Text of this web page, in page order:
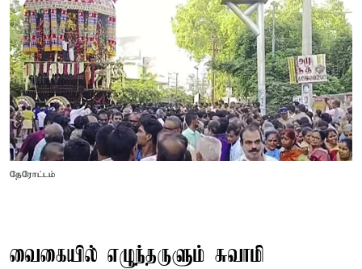
தேரோட்டம்
வைகையில் எழுந்தருளும் சுவாமி